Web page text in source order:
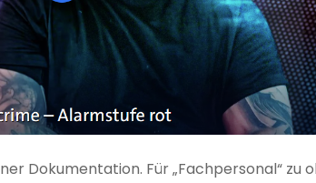
Dokumentation. Für „Fachpersonal“ zu